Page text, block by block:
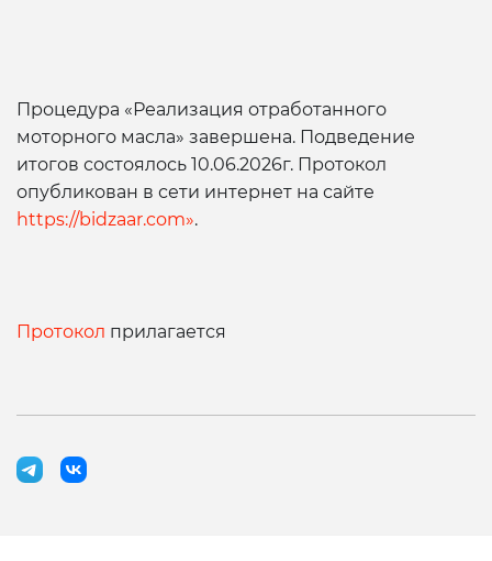
Процедура «Реализация отработанного
моторного масла» завершена. Подведение
итогов состоялось 10.06.2026г. Протокол
опубликован в сети интернет на сайте
https://bidzaar.com».
Протокол прилагается